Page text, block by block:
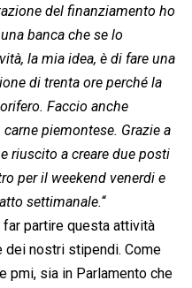
del finanziamento ho
banca che se lo
la mia idea, è di fare una
di trenta ore perché la
Faccio anche
piemontese. Grazie a
riuscito a creare due posti
per il weekend venerdi e
settimanale.“
partire questa attività
dei nostri stipendi. Come
pmi, sia in Parlamento che